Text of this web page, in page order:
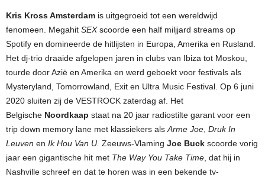
Kris Kross Amsterdam is uitgegroeid tot een wereldwijd
fenomeen. Megahit SEXscoorde een half miljjard streams op
Spotify en domineerde de hitlijsten in Europa, Amerika en Rusland.
Het dj-trio draaide afgelopen jaren in clubs van Ibiza tot Moskou,
tourde door Azië en Amerika en werd geboekt voor festivals als
Mysteryland, Tomorrowland, Exit en Ultra Music Festival. Op 6 juni
2020 sluiten zij de VESTROCK zaterdag af. Het
Belgische Noordkaap staat na 20 jaar radiostilte garant voor een
trip down memory lane met klassiekers als Arme Joe Druk In
Leuven en Ik Hou Van U. Zeeuws-Vlaming Joe Buck scoorde vorig
jaar een gigantische hit met The Way You Take Time , dat hij in
Nashville schreef en dat te horen was in een bekende tv-